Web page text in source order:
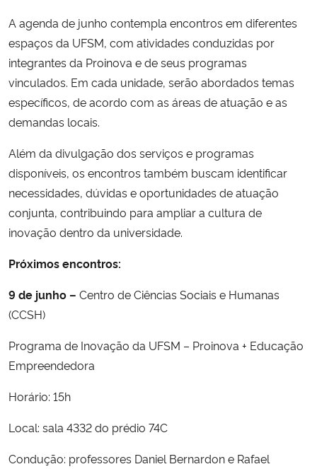
A agenda de junho contempla encontros em diferentes
espaços da UFSM, com atividades conduzidas por
integrantes da Proinova e de seus programas
vinculados. Em cada unidade, serão abordados temas
específicos, de acordo com as áreas de atuação e as
demandas locais.
Além da divulgação dos serviços e programas
disponíveis, os encontros também buscam identificar
necessidades, dúvidas e oportunidades de atuação
conjunta, contribuindo para ampliar a cultura de
inovação dentro da universidade.
Próximos encontros:
9 de junho – Centro de Ciências Sociais e Humanas
(CCSH)
Programa de Inovação da UFSM – Proinova + Educação
Empreendedora
Horário: 15h
Local: sala 4332 do prédio 74C
Condução: professores Daniel Bernardon e Rafael